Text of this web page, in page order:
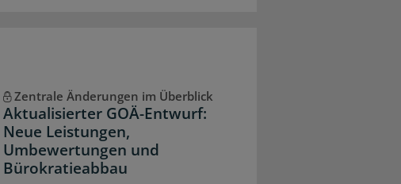
Zentrale Änderungen im Überblick
Aktualisierter GOÄ-Entwurf:
Neue Leistungen,
Umbewertungen und
Bürokratieabbau